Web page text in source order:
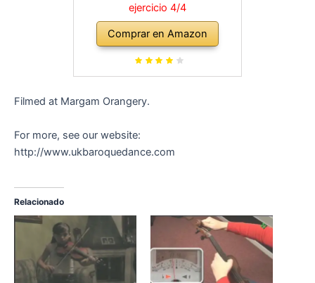
ejercicio 4/4
Comprar en Amazon
Filmed at Margam Orangery.
For more, see our website:
http://www.ukbaroquedance.com
Relacionado